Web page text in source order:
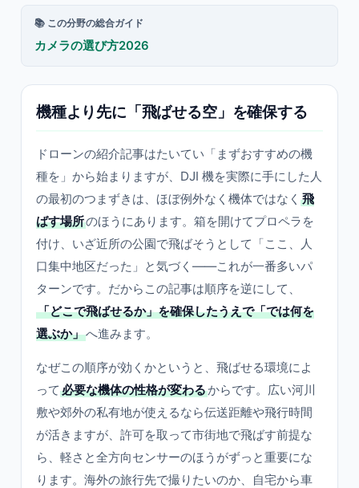
📚 この分野の総合ガイド
カメラの選び方2026
機種より先に「飛ばせる空」を確保する
ドローンの紹介記事はたいてい「まずおすすめの機
種を」から始まりますが、DJI 機を実際に手にした人
の最初のつまずきは、ほぼ例外なく機体ではなく 飛
ばす場所のほうにあります。箱を開けてプロペラを
付け、いざ近所の公園で飛ばそうとして「ここ、人
口集中地区だった」と気づく——これが一番多いパ
ターンです。だからこの記事は順序を逆にして、
「どこで飛ばせるか」を確保したうえで「では何を
選ぶか」へ進みます。
なぜこの順序が効くかというと、飛ばせる環境によ
って 必要な機体の性格が変わるからです。広い河川
敷や郊外の私有地が使えるなら伝送距離や飛行時間
が活きますが、許可を取って市街地で飛ばす前提な
ら、軽さと全方向センサーのほうがずっと重要にな
ります。海外の旅行先で撮りたいのか、自宅から車